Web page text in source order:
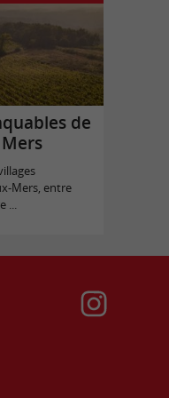
de
Mers, entre
...